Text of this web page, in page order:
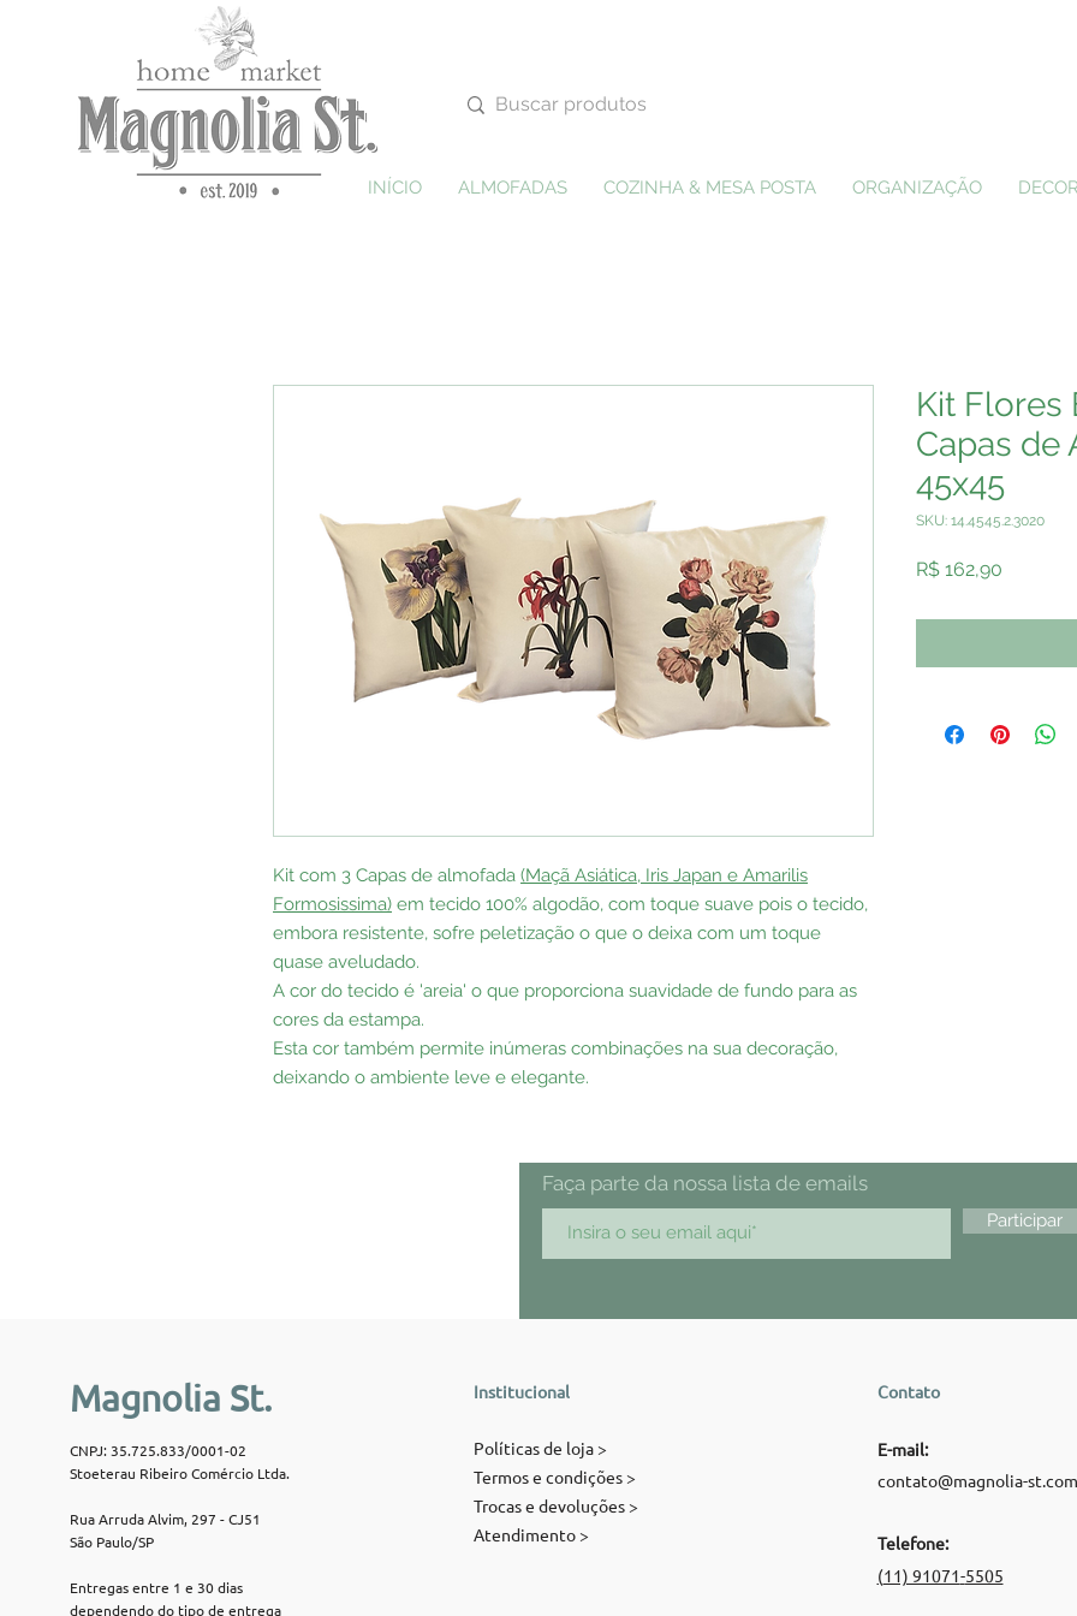
INÍCIO ALMOFADAS COZINHA & MESA POSTA ORGANIZAÇÃO
Kit com 3 Capas de almofada (Maçã Asiática, Iris Japan e Amarilis
Formosissima) em tecido 100% algodão, com toque suave pois o tecido,
embora resistente, sofre peletização o que o deixa com um toque
quase aveludado.
A cor do tecido é 'areia' o que proporciona suavidade de fundo para as
cores da estampa.
Esta cor também permite inúmeras combinações na sua decoração,
deixando o ambiente leve e elegante.
Kit Flores
Capas de
45x45
SKU: 14.4545.2.3020
R$ 162,90
Faça parte da nossa lista de emails
Participar
Magnolia St.
CNPJ: 35.725.833/0001-02
Stoeterau Ribeiro Comércio Ltda.
Rua Arruda Alvim, 297 - CJ51
São Paulo/SP
Entregas entre 1 e 30 dias
dependendo do tipo de entrega
Institucional
Políticas de loja >
Termos e condições >
Trocas e devoluções >
Atendimento >
Contato
E-mail:
contato@magnolia-st.com
Telefone:
(11) 91071-5505